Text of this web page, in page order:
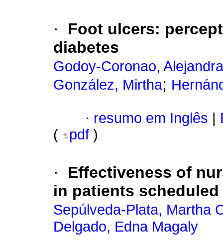
·
Foot ulcers:
diabetes
Godoy-Coronao, Alejandra
González, Mirtha;
· resumo em Inglês
(
pdf )
·
Effectiveness of
in patients
Sepúlveda-Plata, Martha
Delgado, Edna Magaly